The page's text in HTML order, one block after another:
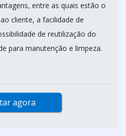
entre as quais estão o
cliente, a facilidade de
de reutilização do
para manutenção e limpeza.
agora